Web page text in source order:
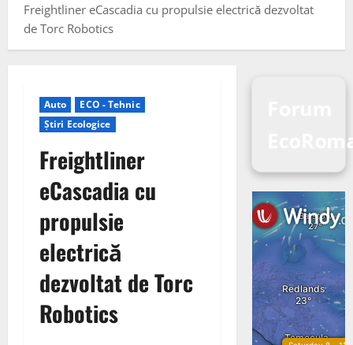
Freightliner eCascadia cu propulsie electrică dezvoltat
de Torc Robotics
Auto
ECO - Tehnic
Știri Ecologice
Freightliner
eCascadia cu
propulsie
electrică
dezvoltat de Torc
Robotics